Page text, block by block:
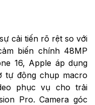
cải tiến rõ rệt so với
biến chính 48MP
16, Apple áp dụng
tự động chụp macro
phục vụ cho trải
Pro. Camera góc